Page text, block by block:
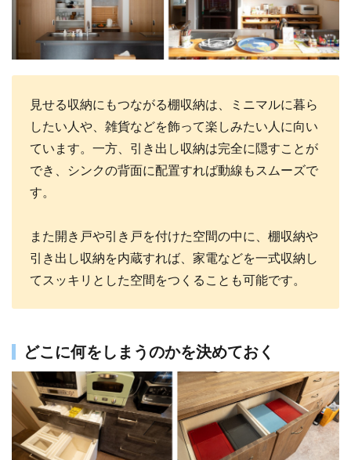
見せる収納にもつながる棚収納は、ミニマルに暮ら
したい人や、雑貨などを飾って楽しみたい人に向い
ています。一方、引き出し収納は完全に隠すことが
でき、シンクの背面に配置すれば動線もスムーズで
す。
また開き戸や引き戸を付けた空間の中に、棚収納や
引き出し収納を内蔵すれば、家電などを一式収納し
てスッキリとした空間をつくることも可能です。
どこに何をしまうのかを決めておく